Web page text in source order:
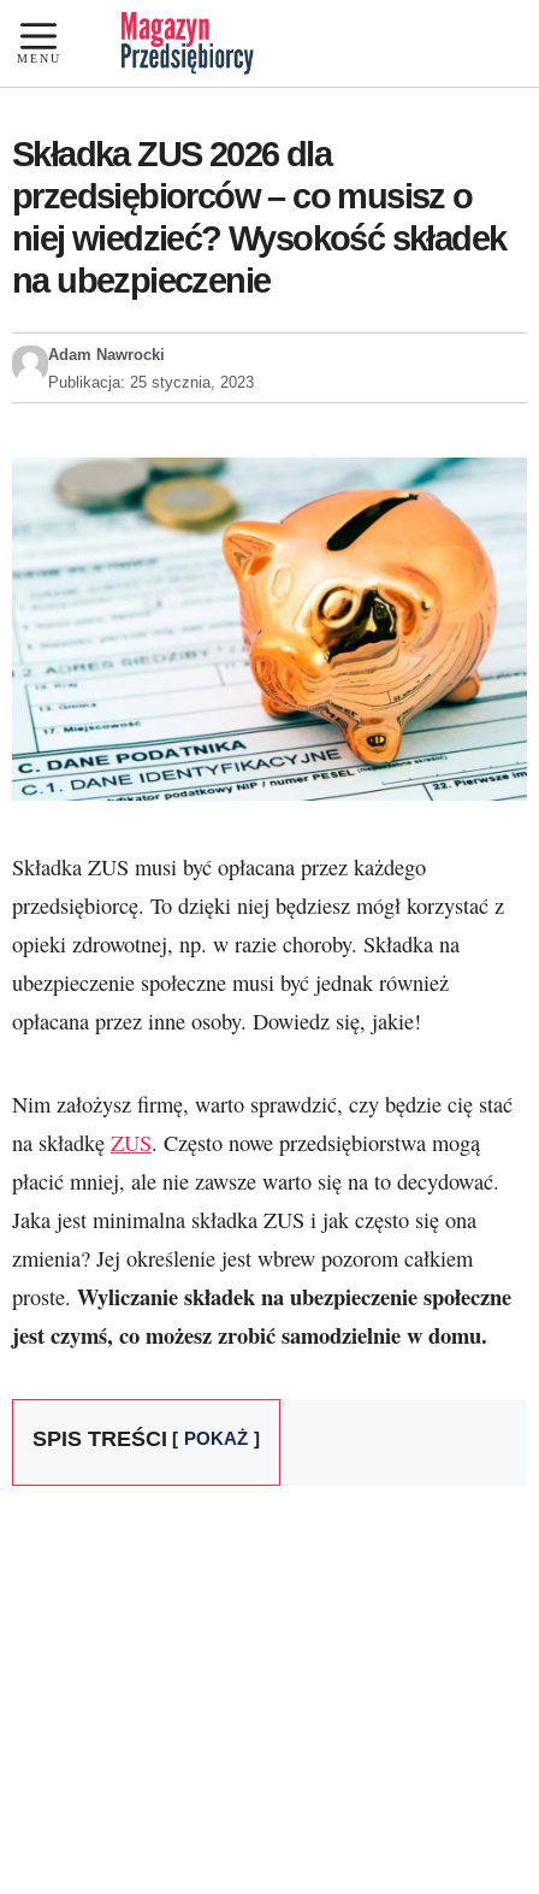
Przejdź
do
treści
MENU
Składka ZUS 2026 dla
przedsiębiorców – co musisz o
niej wiedzieć? Wysokość składek
na ubezpieczenie
Adam Nawrocki
Publikacja: 25 stycznia, 2023
Składka ZUS musi być opłacana przez każdego
przedsiębiorcę. To dzięki niej będziesz mógł korzystać z
opieki zdrowotnej, np. w razie choroby. Składka na
ubezpieczenie społeczne musi być jednak również
opłacana przez inne osoby. Dowiedz się, jakie!
Nim założysz firmę, warto sprawdzić, czy będzie cię stać
na składkę ZUS. Często nowe przedsiębiorstwa mogą
płacić mniej, ale nie zawsze warto się na to decydować.
Jaka jest minimalna składka ZUS i jak często się ona
zmienia? Jej określenie jest wbrew pozorom całkiem
proste. Wyliczanie składek na ubezpieczenie społeczne
jest czymś, co możesz zrobić samodzielnie w domu.
SPIS TREŚCI POKAŻ